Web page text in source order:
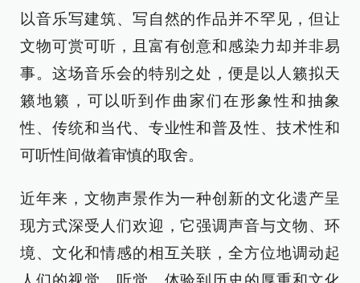
以音乐写建筑、写自然的作品并不罕见，但让
文物可赏可听，且富有创意和感染力却并非易
事。这场音乐会的特别之处，便是以人籁拟天
籁地籁，可以听到作曲家们在形象性和抽象
性、传统和当代、专业性和普及性、技术性和
可听性间做着审慎的取舍。
近年来，文物声景作为一种创新的文化遗产呈
现方式深受人们欢迎，它强调声音与文物、环
境、文化和情感的相互关联，全方位地调动起